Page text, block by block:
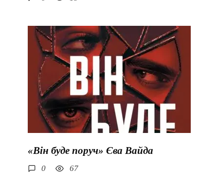
«Він буде поруч» Єва Вайда
0 67